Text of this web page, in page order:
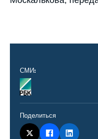
СМИ:
Logo
Поделиться